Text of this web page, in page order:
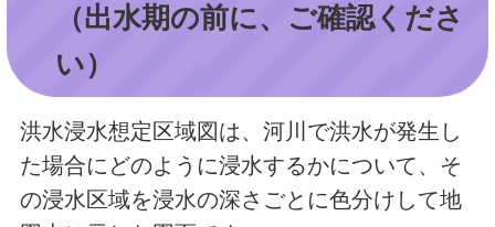
（出水期の前に、ご確認くださ
い）
洪水浸水想定区域図は、河川で洪水が発生し
た場合にどのように浸水するかについて、そ
の浸水区域を浸水の深さごとに色分けして地